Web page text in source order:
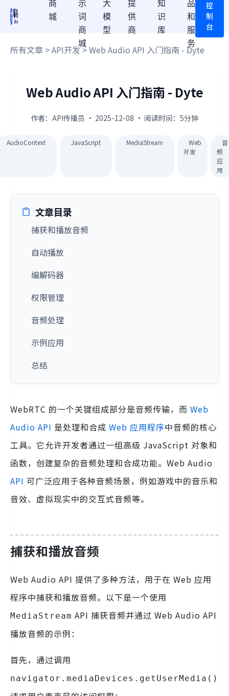
商
城
示
词
商
城
大
模
型
提
供
商
知
识
库
品
和
服
务
控
制
台
所有文章 >API开发> Web Audio API 入门指南 - Dyte
Web Audio API 入门指南 - Dyte
作者：API传播员 · 2025-12-08 · 阅读时间：5分钟
AudioContext JavaScript MediaStream
Web
开发
音
频
应
用
文章目录
捕获和播放音频
自动播放
编解码器
权限管理
音频处理
示例应用
总结
WebRTC 的一个关键组成部分是音频传输，而 Web
Audio API 是处理和合成 Web 应用程序中音频的核心
工具。它允许开发者通过一组高级 JavaScript 对象和
函数，创建复杂的音频处理和合成功能。Web Audio
API 可广泛应用于各种音频场景，例如游戏中的音乐和
音效、虚拟现实中的交互式音频等。
捕获和播放音频
Web Audio API 提供了多种方法，用于在 Web 应用
程序中捕获和播放音频。以下是一个使用
MediaStream API 捕获音频并通过 Web Audio API
播放音频的示例：
首先，通过调用
navigator.mediaDevices.getUserMedia()